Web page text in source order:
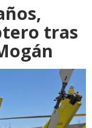
tras